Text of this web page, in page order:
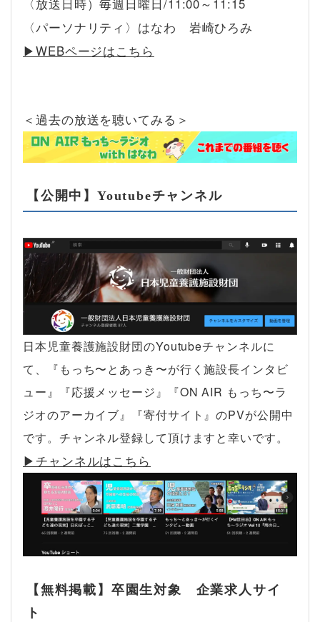
〈放送日時）毎週日曜日/11:00～11:15
〈パーソナリティ〉はなわ 岩崎ひろみ
▶︎WEBページはこちら
＜過去の放送を聴いてみる＞
【公開中】Youtubeチャンネル
日本児童養護施設財団のYoutubeチャンネルに
て、『もっち〜とあっき〜が行く施設長インタビ
ュー』『応援メッセージ』『ON AIR もっち〜ラ
ジオのアーカイブ』『寄付サイト』のPVが公開中
です。チャンネル登録して頂けますと幸いです。
▶︎チャンネルはこちら
【無料掲載】卒園生対象 企業求人サイ
ト